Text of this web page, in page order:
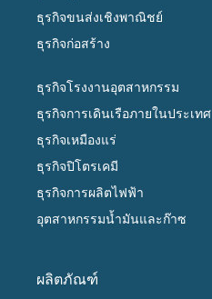
ธุรกิจขนส่งเชิงพาณิชย์
ธุรกิจก่อสร้าง
ธุรกิจโรงงานอุตสาหกรรม
ธุรกิจการเดินเรือภายในประเทศ
ธุรกิจเหมืองแร่
ธุรกิจปิโตรเคมี
ธุรกิจการผลิตไฟฟ้า
อุตสาหกรรมน้ำมันและก๊าซ
ผลิตภัณฑ์